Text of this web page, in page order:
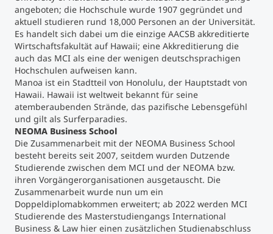
angeboten; die Hochschule wurde 1907 gegründet und
aktuell studieren rund 18,000 Personen an der Universität.
Es handelt sich dabei um die einzige AACSB akkreditierte
Wirtschaftsfakultät auf Hawaii; eine Akkreditierung die
auch das MCI als eine der wenigen deutschsprachigen
Hochschulen aufweisen kann.
Manoa ist ein Stadtteil von Honolulu, der Hauptstadt von
Hawaii. Hawaii ist weltweit bekannt für seine
atemberaubenden Strände, das pazifische Lebensgefühl
und gilt als Surferparadies.
NEOMA Business School
Die Zusammenarbeit mit der NEOMA Business School
besteht bereits seit 2007, seitdem wurden Dutzende
Studierende zwischen dem MCI und der NEOMA bzw.
ihren Vorgängerorganisationen ausgetauscht. Die
Zusammenarbeit wurde nun um ein
Doppeldiplomabkommen erweitert; ab 2022 werden MCI
Studierende des Masterstudiengangs International
Business & Law hier einen zusätzlichen Studienabschluss